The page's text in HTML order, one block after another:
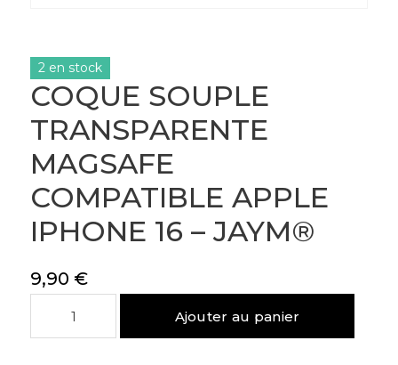
COQUE SOUPLE
TRANSPARENTE
MAGSAFE
COMPATIBLE APPLE
IPHONE 16 – JAYM®
9,90 €
2 en stock
Ajouter au panier